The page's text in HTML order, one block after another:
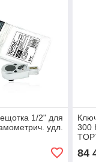
1/2" для
удл.
300
84